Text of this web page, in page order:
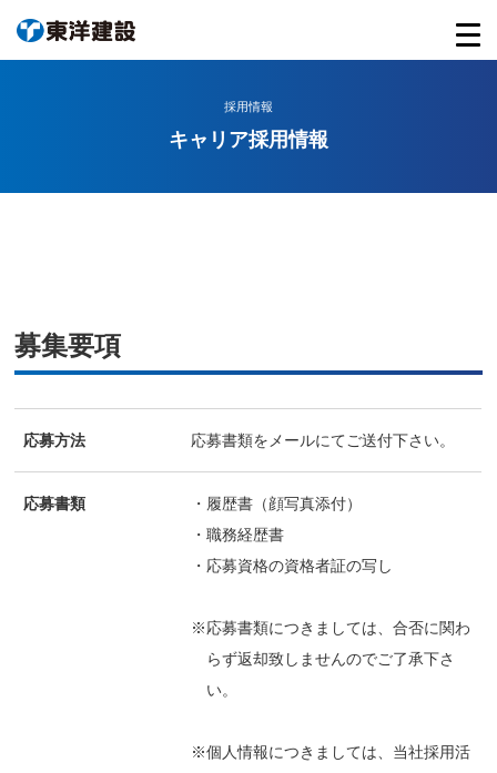
採用情報
キャリア採用情報
募集要項
応募方法 応募書類をメールにてご送付下さい。
応募書類
・履歴書（顔写真添付）
・職務経歴書
・応募資格の資格者証の写し
※応募書類につきましては、合否に関わ
らず返却致しませんのでご了承下さ
い。
※個人情報につきましては、当社採用活